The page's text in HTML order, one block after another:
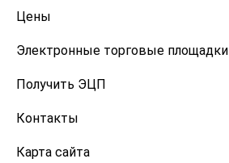
Цены
Электронные торговые площадки
Получить ЭЦП
Контакты
Карта сайта